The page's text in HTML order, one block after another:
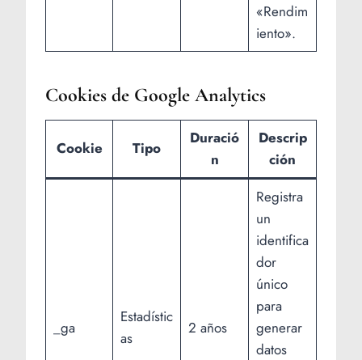
«Rendim
iento».
Cookies de Google Analytics
Cookie Tipo
Duració
n
Descrip
ción
_ga
Estadístic
as
2 años
Registra
un
identifica
dor
único
para
generar
datos